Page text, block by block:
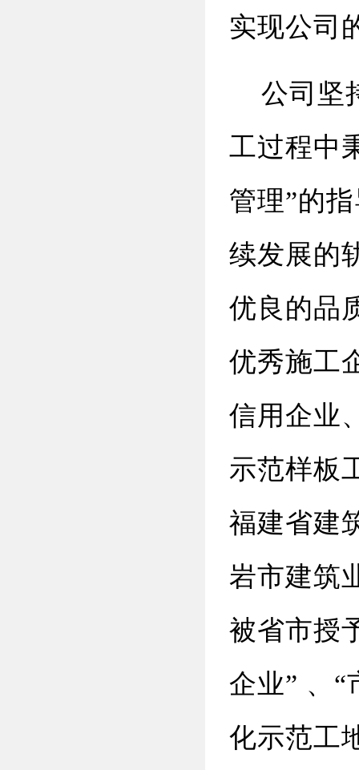
实现公司
公司坚
工过程中
管理”的
续发展的
优良的品
优秀施工
信用企业
示范样板
福建省建
岩市建筑
被省市授
企业” 、“
化示范工